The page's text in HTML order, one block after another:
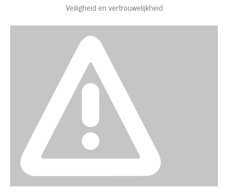
Veiligheid en vertrouwelijkheid